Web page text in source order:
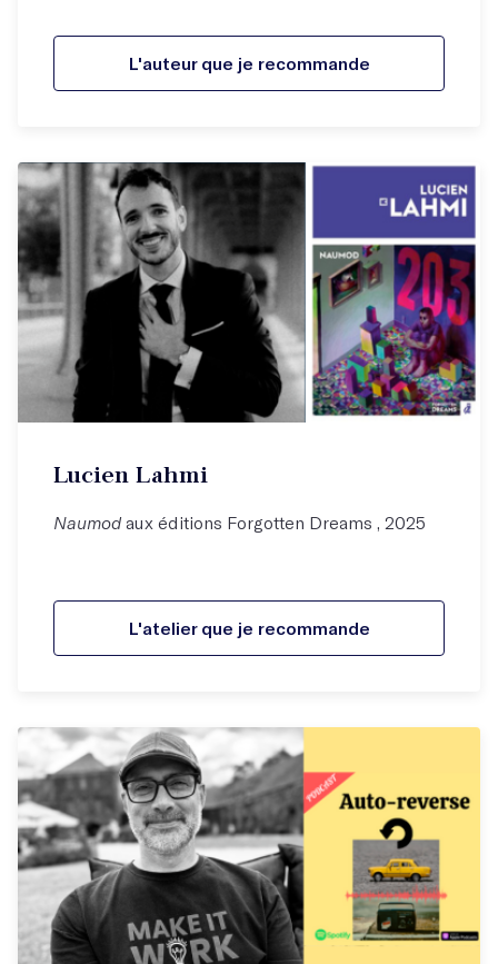
L'auteur que je recommande
Lucien Lahmi
Naumodaux éditions Forgotten Dreams , 2025
L'atelier que je recommande